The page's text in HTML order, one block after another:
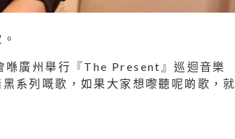
喺廣州舉行『The Present』巡迴音樂
系列嘅歌，如果大家想嚟聽呢啲歌，就